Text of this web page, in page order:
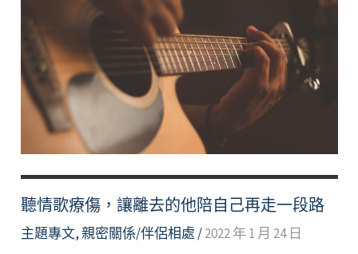
危
人
請
離
聽情歌療傷，讓離去的他陪自己再走一段路
主題專文,親密關係/伴侶相處 /2022 年 1 月 24 日